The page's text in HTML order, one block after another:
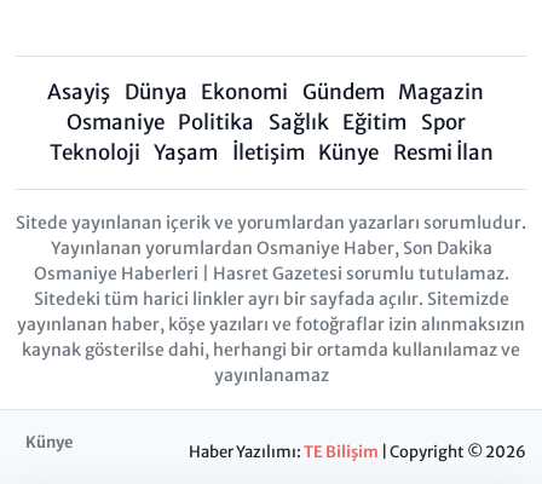
Asayiş Dünya Ekonomi Gündem Magazin
Osmaniye Politika Sağlık Eğitim
Spor
Teknoloji Yaşam İletişim Künye Resmi İlan
Sitede yayınlanan içerik ve yorumlardan yazarları sorumludur.
Yayınlanan yorumlardan Osmaniye Haber, Son Dakika
Osmaniye Haberleri | Hasret Gazetesi sorumlu tutulamaz.
Sitedeki tüm harici linkler ayrı bir sayfada açılır. Sitemizde
yayınlanan haber, köşe yazıları ve fotoğraflar izin alınmaksızın
kaynak gösterilse dahi, herhangi bir ortamda kullanılamaz ve
yayınlanamaz
Künye Haber Yazılımı:TE Bilişim | Copyright © 2026